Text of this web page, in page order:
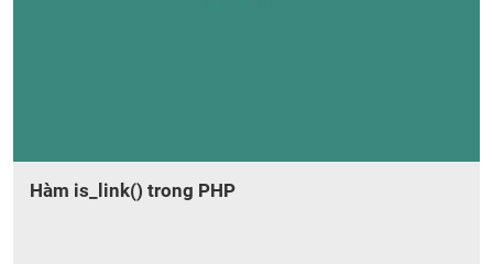
Hàm is_link() trong PHP